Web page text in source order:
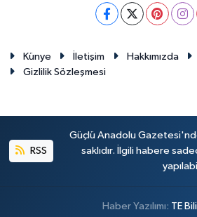
Künye İletişim Hakkımızda
Gizlilik Sözleşmesi
RSS
Güçlü Anadolu
saklıdır. İlgili habere
Haber Yazılımı: TE